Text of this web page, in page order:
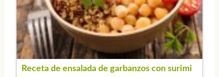
Receta de ensalada de garbanzos con surimi